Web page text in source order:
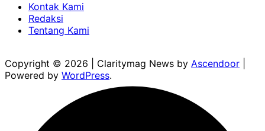
Kontak Kami
Redaksi
Tentang Kami
Copyright © 2026 | Claritymag News by Ascendoor
Powered by WordPress.